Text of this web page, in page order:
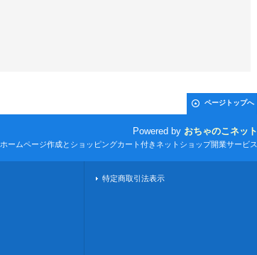
ページトップへ
Powered by おちゃのこネット
ホームページ作成とショッピングカート付きネットショップ開業サービス
特定商取引法表示